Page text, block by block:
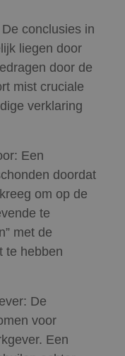
conclusies in
liegen door
door de
mist cruciale
verklaring
Een
doordat
om op de
te
met de
te hebben
De
voor
Een